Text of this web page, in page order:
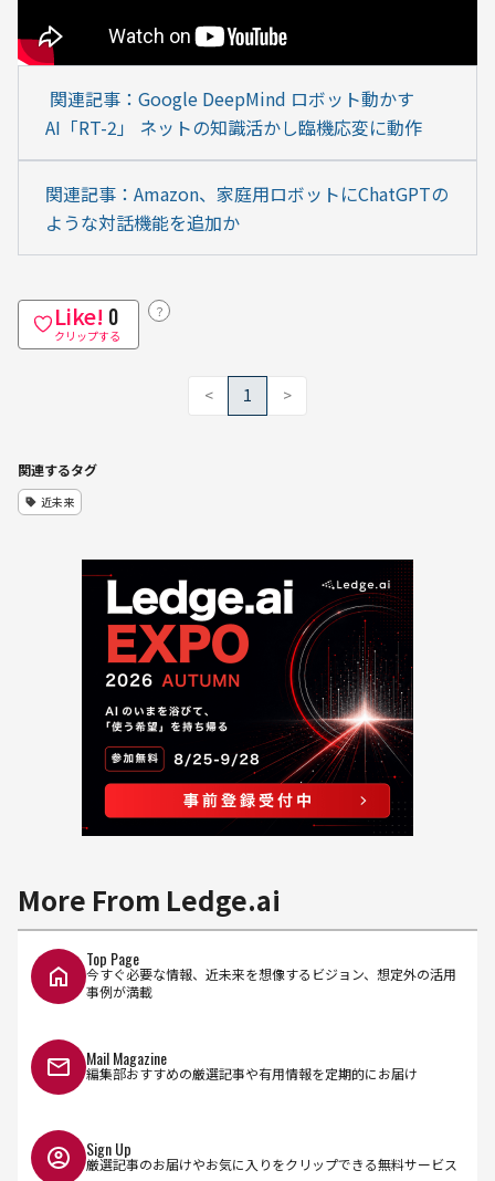
AI「RT-2」 ネットの知識活かし臨機応変に動作
関連記事：Amazon、家庭用ロボットにChatGPTの
ような対話機能を追加か
Like! 0
クリップする
？
< 1 >
関連するタグ
近未来
More From Ledge.ai
Top Page
今すぐ必要な情報、近未来を想像するビジョン、想定外の活用
事例が満載
Mail Magazine
編集部おすすめの厳選記事や有用情報を定期的にお届け
Sign Up
厳選記事のお届けやお気に入りをクリップできる無料サービス